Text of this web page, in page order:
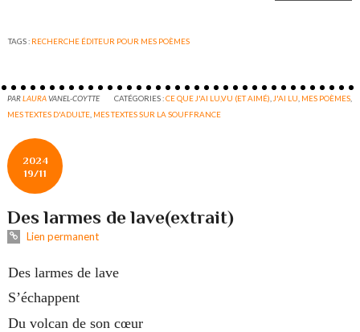
TAGS : RECHERCHE ÉDITEUR POUR MES POÈMES
PARLAURAVANEL-COYTTE CATÉGORIES :CE QUE J'AI LU,VU (ET AIMÉ) J'AI LU MES POÈMES
MES TEXTES D'ADULTE MES TEXTES SUR LA SOUFFRANCE
2024
19/11
Des larmes de lave(extrait)
Lien permanent
Des larmes de lave
S’échappent
Du volcan de son cœur